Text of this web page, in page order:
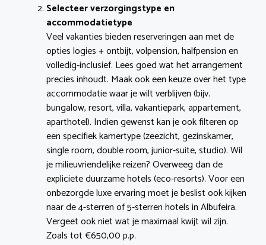
Selecteer verzorgingstype en
accommodatietype
Veel vakanties bieden reserveringen aan met de
opties logies + ontbijt, volpension, halfpension en
volledig-inclusief. Lees goed wat het arrangement
precies inhoudt. Maak ook een keuze over het type
accommodatie waar je wilt verblijven (bijv.
bungalow, resort, villa, vakantiepark, appartement,
aparthotel). Indien gewenst kan je ook filteren op
een specifiek kamertype (zeezicht, gezinskamer,
single room, double room, junior-suite, studio). Wil
je milieuvriendelijke reizen? Overweeg dan de
expliciete duurzame hotels (eco-resorts). Voor een
onbezorgde luxe ervaring moet je beslist ook kijken
naar de 4-sterren of 5-sterren hotels in Albufeira.
Vergeet ook niet wat je maximaal kwijt wil zijn.
Zoals tot €650,00 p.p.